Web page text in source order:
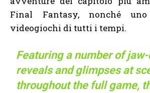
Final Fantasy, nonché
videogiochi di tutti i tempi.
Featuring a number of
reveals and glimpses at
throughout the full game,